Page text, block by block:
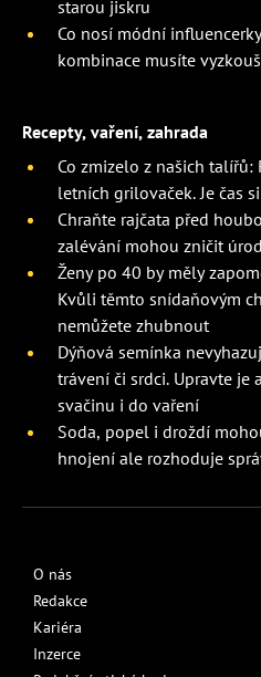
starou jiskru
Co nosí módní
kombinace musíte
Recepty, vaření, zahrada
Co zmizelo z našich
letních grilovaček. Je čas
Chraňte rajčata před
zalévání mohou zničit
Ženy po 40 by měly
Kvůli těmto snídaňovým
nemůžete zhubnout
Dýňová semínka
trávení či srdci. Upravte je
svačinu i do vaření
Soda, popel i droždí
hnojení ale rozhoduje
O nás
Redakce
Kariéra
Inzerce